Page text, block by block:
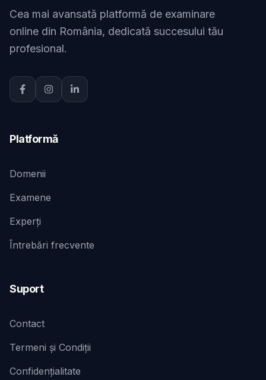
Cea mai avansată platformă de examinare
online din România, dedicată succesului tău
profesional.
Platformă
Domenii
Examene
Experți
Întrebări frecvente
Suport
Contact
Termeni și Condiții
Confidențialitate